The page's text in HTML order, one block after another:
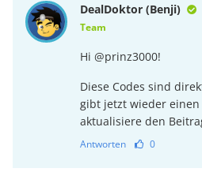
DealDoktor (Benji)
Team
Hi @prinz3000!
Diese Codes sind
gibt jetzt wieder einen
aktualisiere den
Antworten 0